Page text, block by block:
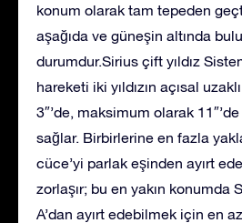
konum olarak tam tepeden
aşağıda ve güneşin altında
durumdur.Sirius çift yıldız
hareketi iki yıldızın açısal
3″’de, maksimum olarak
sağlar. Birbirlerine en fazla
cüce’yi parlak eşinden ayırt
zorlaşır; bu en yakın konumda
A’dan ayırt edebilmek için en